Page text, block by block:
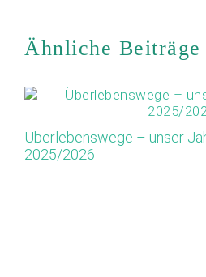
Ähnliche Beiträge
Überlebenswege – unser
2025/2026